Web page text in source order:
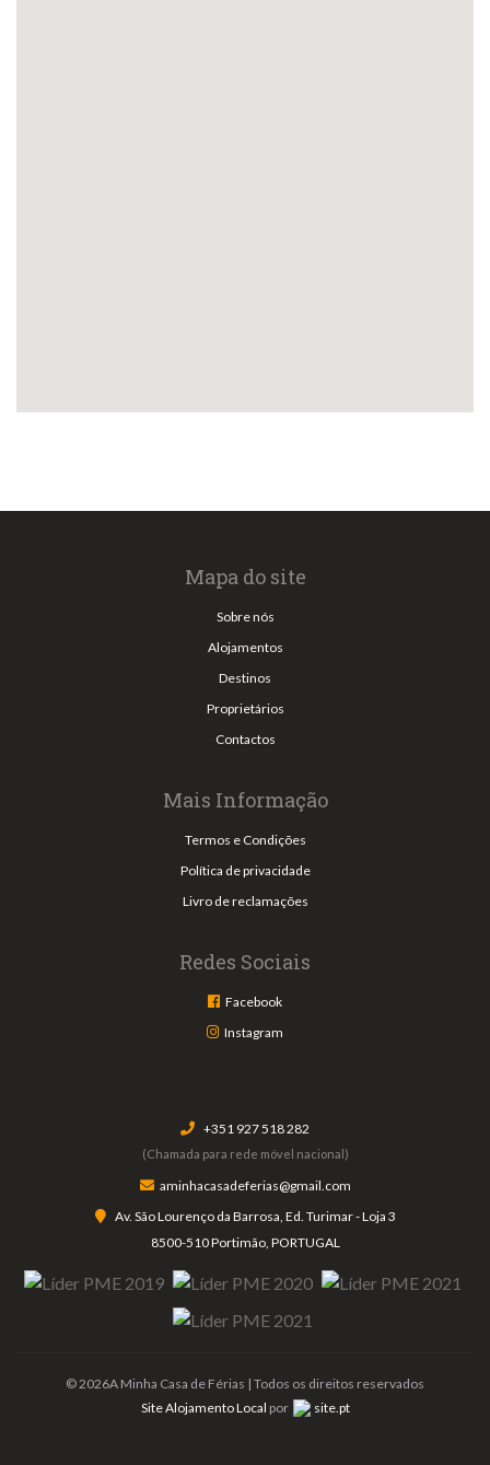
Mapa do site
Sobre nós
Alojamentos
Destinos
Proprietários
Contactos
Mais Informação
Termos e Condições
Política de privacidade
Livro de reclamações
Redes Sociais
Facebook
Instagram
+351 927 518 282
(Chamada para rede móvel nacional)
aminhacasadeferias@gmail.com
Av. São Lourenço da Barrosa, Ed. Turimar - Loja 3
8500-510 Portimão, PORTUGAL
© 2026A Minha Casa de Férias | Todos os direitos reservados
Site Alojamento Local por site.pt